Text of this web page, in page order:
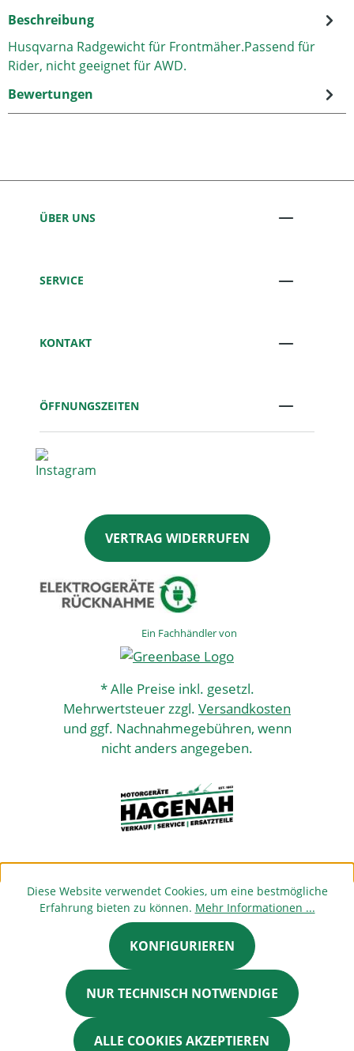
Beschreibung
Husqvarna Radgewicht für Frontmäher.Passend für
Rider, nicht geeignet für AWD.
Bewertungen
ÜBER UNS
SERVICE
KONTAKT
ÖFFNUNGSZEITEN
VERTRAG WIDERRUFEN
Ein Fachhändler von
* Alle Preise inkl. gesetzl.
Mehrwertsteuer zzgl. Versandkosten
und ggf. Nachnahmegebühren, wenn
nicht anders angegeben.
Diese Website verwendet Cookies, um eine bestmögliche
Erfahrung bieten zu können. Mehr Informationen ...
NUR TECHNISCH NOTWENDIGE
KONFIGURIEREN
ALLE COOKIES AKZEPTIEREN